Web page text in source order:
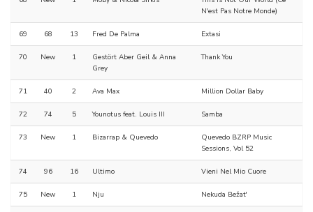
N'est Pas Notre Monde)
69 68 13 Fred De Palma Extasi
70 New 1
Gestört Aber Geil & Anna
Grey
Thank You
71 40 2 Ava Max Million Dollar Baby
72 74 5 Younotus feat. Louis III Samba
73 New 1 Bizarrap & Quevedo
Quevedo BZRP Music
Sessions, Vol 52
74 96 16 Ultimo Vieni Nel Mio Cuore
75 New 1 Nju Nekuda Bežat'